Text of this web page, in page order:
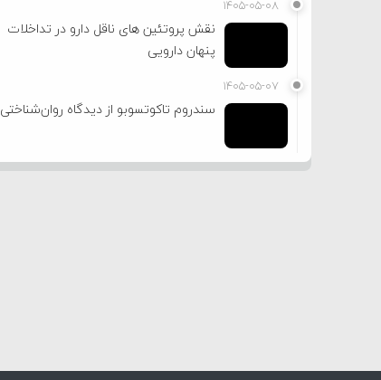
۱۴۰۵-۰۵-۰۸
نقش پروتئین های ناقل دارو در تداخلات
پنهان دارویی
۱۴۰۵-۰۵-۰۷
سندروم تاکوتسوبو از دیدگاه روان‌شناختی